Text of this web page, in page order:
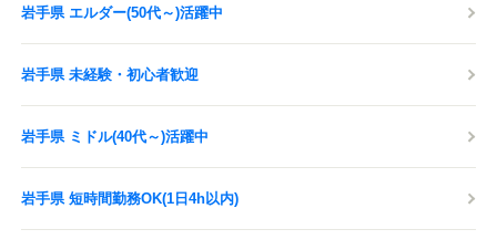
岩手県 エルダー(50代～)活躍中
岩手県 未経験・初心者歓迎
岩手県 ミドル(40代～)活躍中
岩手県 短時間勤務OK(1日4h以内)